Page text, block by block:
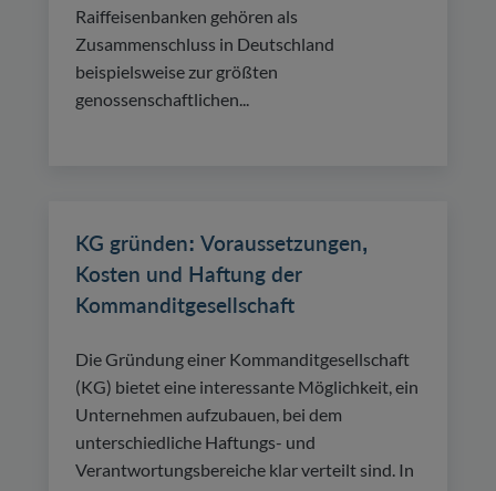
Raiffeisenbanken gehören als
Zusammenschluss in Deutschland
beispielsweise zur größten
genossenschaftlichen...
KG gründen: Voraussetzungen,
Kosten und Haftung der
Kommanditgesellschaft
Die Gründung einer Kommanditgesellschaft
(KG) bietet eine interessante Möglichkeit, ein
Unternehmen aufzubauen, bei dem
unterschiedliche Haftungs- und
Verantwortungsbereiche klar verteilt sind. In